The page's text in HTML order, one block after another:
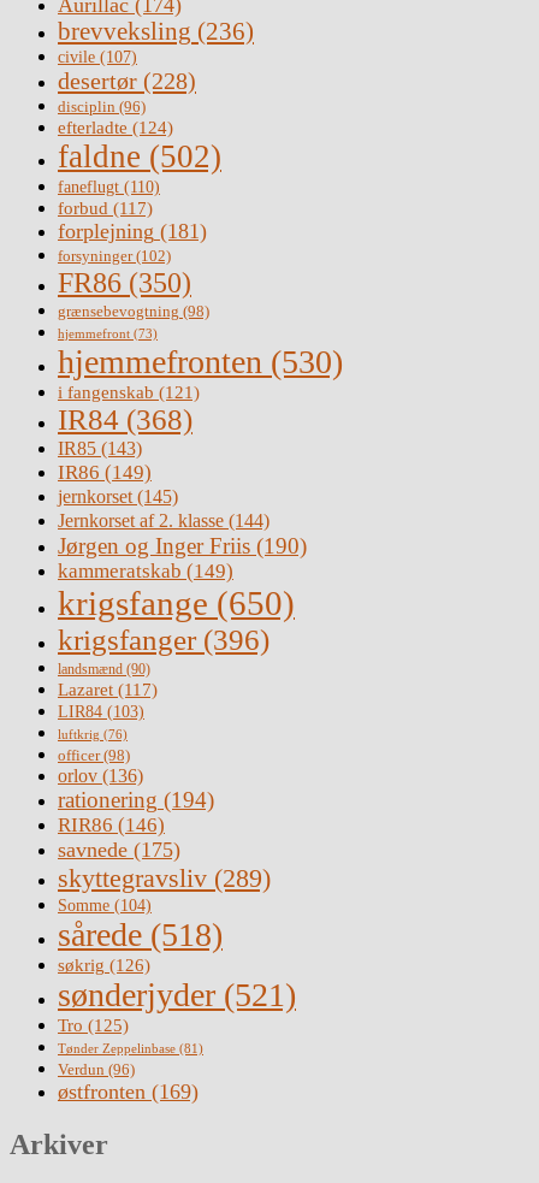
Aurillac (174)
brevveksling (236)
civile (107)
desertør (228)
disciplin (96)
efterladte (124)
faldne (502)
faneflugt (110)
forbud (117)
forplejning (181)
forsyninger(102)
FR86 (350)
grænsebevogtning (98)
hjemmefront (73)
hjemmefronten (530)
i fangenskab (121)
IR84 (368)
IR85 (143)
IR86 (149)
jernkorset(145)
Jernkorset af 2. klasse (144)
Jørgen og Inger Friis (190)
kammeratskab (149)
krigsfange (650)
krigsfanger (396)
landsmænd (90)
Lazaret (117)
LIR84 (103)
luftkrig (76)
officer(98)
orlov (136)
rationering (194)
RIR86 (146)
savnede (175)
skyttegravsliv (289)
Somme (104)
sårede (518)
søkrig (126)
sønderjyder (521)
Tro (125)
Tønder Zeppelinbase (81)
Verdun (96)
østfronten (169)
Arkiver